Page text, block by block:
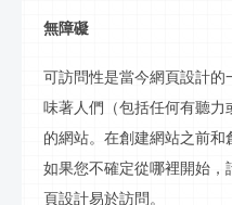
無障礙
可訪問性是當今網頁設計
味著人們（包括任何有聽力
的網站。在創建網站之前和
如果您不確定從哪裡開始，
頁設計易於訪問。